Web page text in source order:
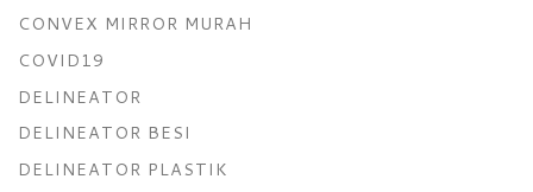
CONVEX MIRROR MURAH
COVID19
DELINEATOR
DELINEATOR BESI
DELINEATOR PLASTIK